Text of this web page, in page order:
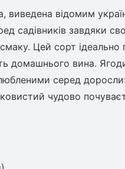
відомим
садівників завдяки
Цей сорт
домашнього вина.
серед
чудово